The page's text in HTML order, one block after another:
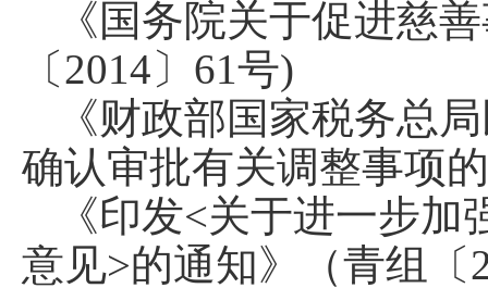
《国务院关于促进慈
〔2014〕61号)
《财政部国家税务总
确认审批有关调整事项
《印发<关于进一步
意见>的通知》（青组〔